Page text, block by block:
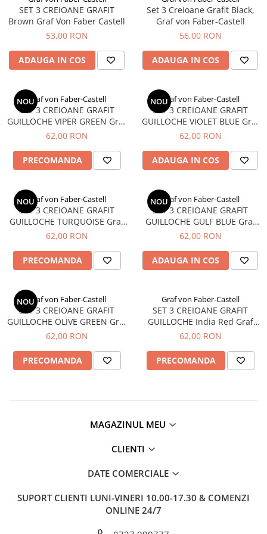
Graf von Faber-Castell
Pelikan
Herlitz
Kreul
Penac
Consumabile
Sharpie
Mont Marte
M+R
Lyra
Aristo
Fara
Standardgraph
World Cup 2026
Radiere
Corectoare, Lipici
Penare si Rucsaci
Rigle echere
SET 3 CREIOANE GRAFIT
Brown Graf Von Faber Castell
53,00 RON
ADAUGA IN COS
Set 3 Creioane Grafit Black,
Graf von Faber-Castell
56,00 RON
ADAUGA IN COS
NOUGraf von Faber-Castell
SET 3 CREIOANE GRAFIT
GUILLOCHE VIPER GREEN Graf
Von Faber Castell
62,00 RON
PRECOMANDA
NOUGraf von Faber-Castell
SET 3 CREIOANE GRAFIT
GUILLOCHE VIOLET BLUE Graf
Von Faber Castell
62,00 RON
ADAUGA IN COS
NOUGraf von Faber-Castell
SET 3 CREIOANE GRAFIT
GUILLOCHE TURQUOISE Graf
Von Faber Castell
62,00 RON
PRECOMANDA
NOUGraf von Faber-Castell
SET 3 CREIOANE GRAFIT
GUILLOCHE GULF BLUE Graf
Von Faber Castell
62,00 RON
ADAUGA IN COS
NOUGraf von Faber-Castell
SET 3 CREIOANE GRAFIT
GUILLOCHE OLIVE GREEN Graf
Von Faber Castell
62,00 RON
PRECOMANDA
Graf von Faber-Castell
SET 3 CREIOANE GRAFIT
GUILLOCHE India Red Graf
Von Faber Castell
62,00 RON
PRECOMANDA
MAGAZINUL MEU
CLIENTI
DATE COMERCIALE
SUPORT CLIENTI LUNI-VINERI 10.00-17.30 & COMENZI
ONLINE 24/7